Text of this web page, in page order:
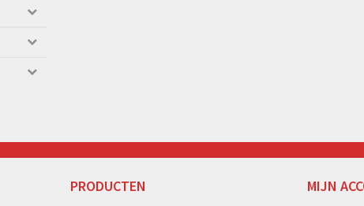
PRODUCTEN MIJN